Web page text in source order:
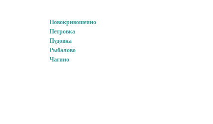
Новокривошеино
Петровка
Пудовка
Рыбалово
Чагино